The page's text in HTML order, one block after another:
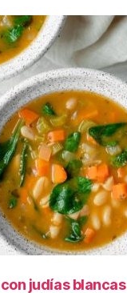
judías blancas